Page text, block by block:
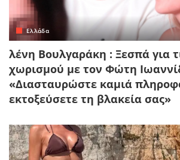
Ελλάδα
λένη Βουλγαράκη : Ξεσπά για
χωρισμού με τον Φώτη
«Διασταυρώστε καμιά
εκτοξεύσετε τη βλακεία σας»